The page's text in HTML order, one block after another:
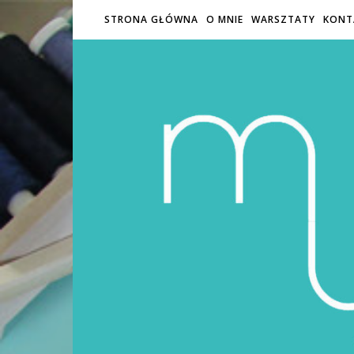
STRONA GŁÓWNA O MNIE WARSZTATY